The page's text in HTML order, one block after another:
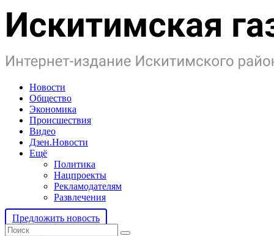
Новости
Общество
Экономика
Происшествия
Видео
Дзен.Новости
Ещё
Политика
Нацпроекты
Рекламодателям
Развлечения
Предложить новость